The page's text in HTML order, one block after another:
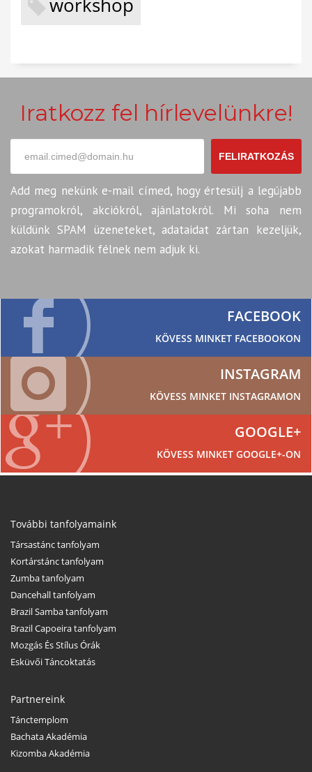
workshop
Iratkozz fel hírlevelünkre!
FELIRATKOZÁS
Add meg nekünk e-mail címed, hogy értesülj a legújabb
programokról, akciókról, ajánlatokról. Mi soha nem
küldünk SPAM üzeneteket, adataidat zártan kezeljük,
azokat harmadik félnek nem adjuk ki.
FACEBOOK
KÖVESS MINKET FACEBOOKON
INSTAGRAM
KÖVESS MINKET INSTAGRAMON
GOOGLE+
KÖVESS MINKET GOOGLE+-ON
További tanfolyamaink
Társastánc tanfolyam
Kortárstánc tanfolyam
Zumba tanfolyam
Dancehall tanfolyam
Brazil Samba tanfolyam
Brazil Capoeira tanfolyam
Mozgás És Stílus Órák
Esküvői Táncoktatás
Partnereink
Tánctemplom
Bachata Akadémia
Kizomba Akadémia